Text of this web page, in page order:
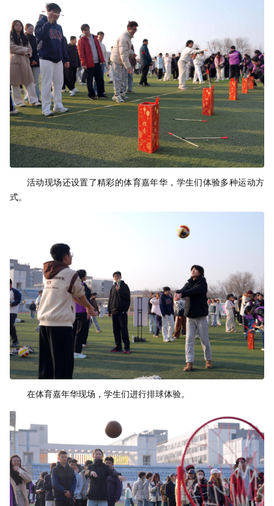
活动现场还设置了精彩的体育嘉年华，学生们体验多种运动方
式。
在体育嘉年华现场，学生们进行排球体验。